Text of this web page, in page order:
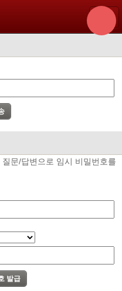
문/답변으로 임시 비밀번호를